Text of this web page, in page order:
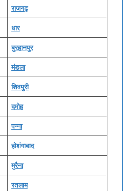
राजगढ़
धार
बुरहानपुर
मंडला
शिवपुरी
दमोह
पन्‍ना
होशंगाबाद
मुरैना
रतलाम